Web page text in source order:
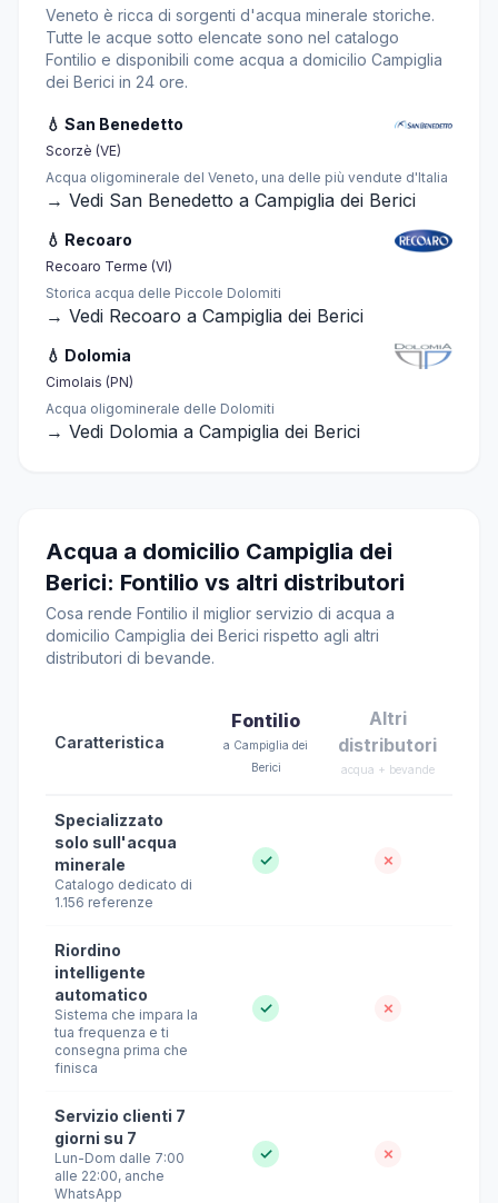
Veneto è ricca di sorgenti d'acqua minerale storiche.
Tutte le acque sotto elencate sono nel catalogo
Fontilio e disponibili come acqua a domicilio Campiglia
dei Berici in 24 ore.
💧 San Benedetto
Scorzè (VE)
Acqua oligominerale del Veneto, una delle più vendute d'Italia
→ Vedi San Benedetto a Campiglia dei Berici
💧 Recoaro
Recoaro Terme (VI)
Storica acqua delle Piccole Dolomiti
→ Vedi Recoaro a Campiglia dei Berici
💧 Dolomia
Cimolais (PN)
Acqua oligominerale delle Dolomiti
→ Vedi Dolomia a Campiglia dei Berici
Acqua a domicilio Campiglia dei
Berici: Fontilio vs altri distributori
Cosa rende Fontilio il miglior servizio di acqua a
domicilio Campiglia dei Berici rispetto agli altri
distributori di bevande.
Caratteristica
Fontilio
a Campiglia dei
Berici
Altri
distributori
acqua + bevande
Specializzato
solo sull'acqua
minerale
Catalogo dedicato di
1.156 referenze
✓ ✗
Riordino
intelligente
automatico
Sistema che impara la
tua frequenza e ti
consegna prima che
finisca
✓ ✗
Servizio clienti 7
giorni su 7
Lun-Dom dalle 7:00
alle 22:00, anche
WhatsApp
✓ ✗